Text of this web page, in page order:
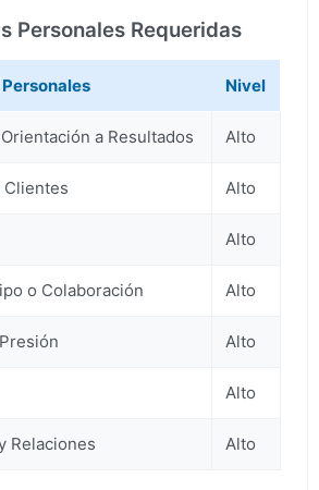
Personales Requeridas
Nivel
a Resultados Alto
Clientes Alto
Alto
o Colaboración Alto
Alto
Alto
Relaciones Alto